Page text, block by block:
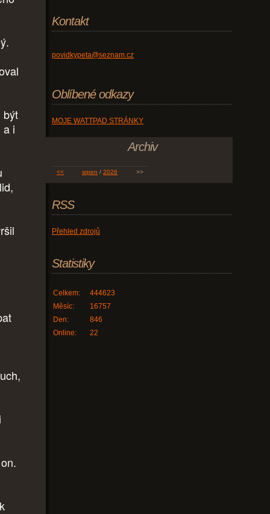
být
a i
Kontakt
povidkypeta@seznam.cz
Oblíbené odkazy
MOJE WATTPAD STRÁNKY
Archiv
<< srpen / 2026 >>
RSS
Přehled zdrojů
Statistiky
Online: 22
Celkem:
444623
Měsíc:
16757
Den:
846